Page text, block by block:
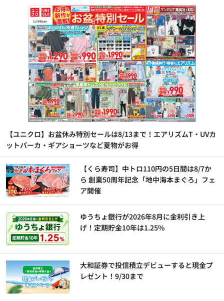
【ユニクロ】お盆休み特別セールは8/13まで！エアリズムT・UVカ
ットパーカ・ギアショーツなど夏物がお得
【くら寿司】中トロ110円の5日間は8/7か
ら 創業50周年記念「地中海本まぐろ」フェ
ア開催
ゆうちょ銀行が2026年8月に金利引き上
げ！定期貯金10年は1.25%
大和証券で投信積立デビューすると現金プ
レゼント！9/30まで